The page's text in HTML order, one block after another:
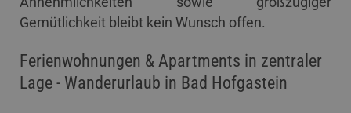
Gemütlichkeit bleibt kein Wunsch offen.
Ferienwohnungen & Apartments in zentraler
Lage - Wanderurlaub in Bad Hofgastein